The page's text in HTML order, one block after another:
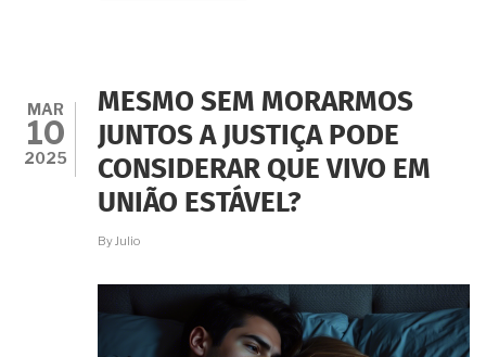
O
CASAL
RENUNCIA
AO
DIREITO
REAL
DE
DIREITO
CONCORRENCIAL
À
HERANÇA?
MAR
10
2025
MESMO SEM MORARMOS
JUNTOS A JUSTIÇA PODE
CONSIDERAR QUE VIVO EM
UNIÃO ESTÁVEL?
ByJulio